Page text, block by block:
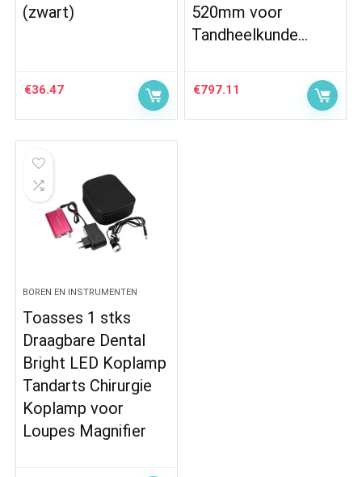
(zwart)
€36.47
520mm voor
Tandheelkunde…
€797.11
BOREN EN INSTRUMENTEN
Toasses 1 stks
Draagbare Dental
Bright LED Koplamp
Tandarts Chirurgie
Koplamp voor
Loupes Magnifier